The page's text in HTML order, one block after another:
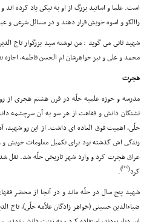
است. علما و اساتید بزرگ از او به نیکى یاد کرده
راالگو و اسوه خویش قرار دهند و در مسائل شرعى و
شهید ثانى مى گوید : من نوشته سید بزرگوار تاج
محمد و على و نیز خواهرشان ام الحسن فاطمه، اجازه
هجرت
مدرسه و حوزه علمیه حلّه در قرن هشتم هجرى از
تشنگان دانش و فقاهت از هر سو به آن سرچشمه
زندگى اش گذشته بود براى تکمیل معلومات خویش و
عراق هجرت کرد و وارد شهر تاریخى حلّه شد. نقل
کرد(
[11]
)
.
شهید پنج سال در حلّه ماند و در آنجا از محضر
ضیاءالدین حسینى (خواهر زادگان علاّمه حلّى)، تاج